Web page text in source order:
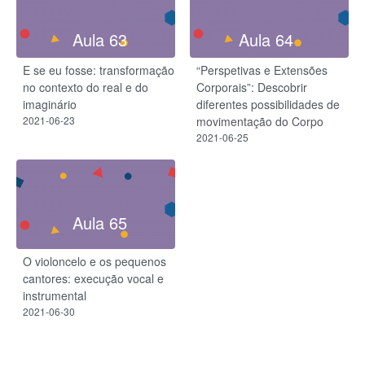
Aula 63
E se eu fosse: transformação
no contexto do real e do
imaginário
2021-06-23
Aula 64
“Perspetivas e Extensões
Corporais”: Descobrir
diferentes possibilidades de
movimentação do Corpo
2021-06-25
Aula 65
O violoncelo e os pequenos
cantores: execução vocal e
instrumental
2021-06-30